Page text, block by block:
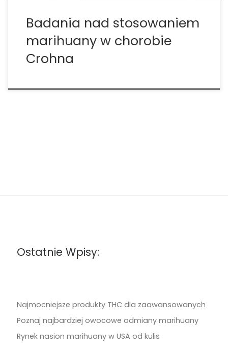
Badania nad stosowaniem
marihuany w chorobie
Crohna
Ostatnie Wpisy:
Najmocniejsze produkty THC dla zaawansowanych
Poznaj najbardziej owocowe odmiany marihuany
Rynek nasion marihuany w USA od kulis